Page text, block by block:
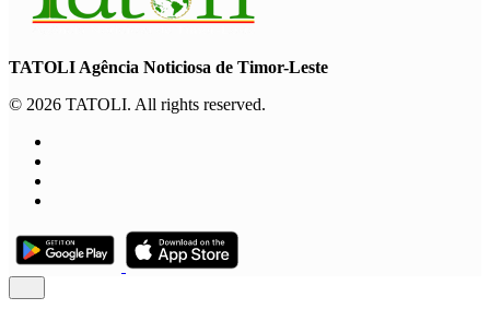
TATOLI Agência Noticiosa de Timor-Leste
© 2026 TATOLI. All rights reserved.